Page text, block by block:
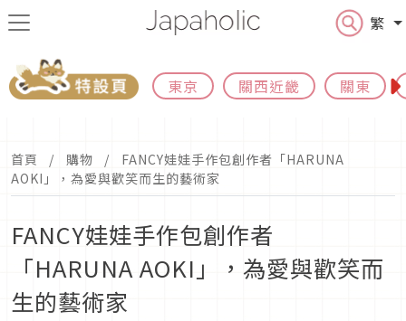
繁
東京 關西近畿 關東
首頁 購物
FANCY娃娃手作包創作者「HARUNA
AOKI」，為愛與歡笑而生的藝術家
FANCY娃娃手作包創作者
「HARUNA AOKI」，為愛與歡笑而
生的藝術家